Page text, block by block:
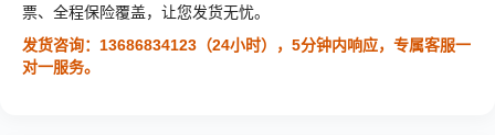
票、全程保险覆盖，让您发货无忧。
发货咨询：13686834123（24小时），5分钟内响应，专属客服一
对一服务。